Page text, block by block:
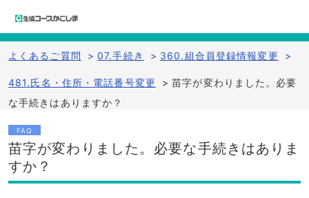
よくあるご質問 > 07.手続き > 360.組合員登録情報変更 >
481.氏名・住所・電話番号変更 > 苗字が変わりました。必要
な手続きはありますか？
FAQ
苗字が変わりました。必要な手続きはありま
すか？